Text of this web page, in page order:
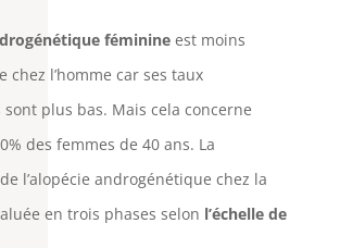
féminineest moins
chez l’homme car ses taux
sont plus bas. Mais cela concerne
des femmes de 40 ans. La
l’alopécie androgénétique chez la
en trois phases selon l’échelle de